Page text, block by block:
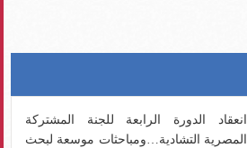
انعقاد الدورة الرابعة للجنة المشتركة
المصرية التشادية…ومباحثات موسعة لبحث